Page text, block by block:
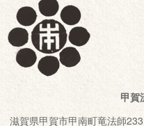
甲賀
滋賀県甲賀市甲南町竜法師